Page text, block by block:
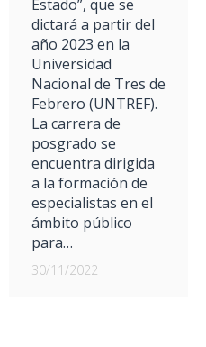
Estado”, que se
dictará a partir del
año 2023 en la
Universidad
Nacional de Tres de
Febrero (UNTREF).
La carrera de
posgrado se
encuentra dirigida
a la formación de
especialistas en el
ámbito público
para…
30/11/2022